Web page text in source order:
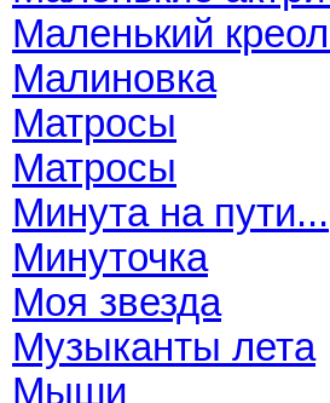
Маленький
Малиновка
Матросы
Матросы
Минута на пути...
Минуточка
Моя звезда
Музыканты лета
Мыши